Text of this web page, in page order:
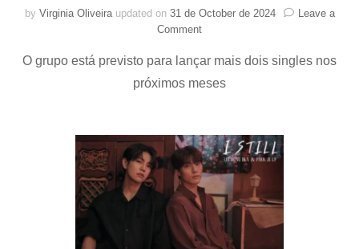
by Virginia Oliveira updated on 31 de October de 2024
Leave a
Commenton
expressa
lançamento
com
“Please
Stay”
O grupo está previsto para lançar mais dois singles nos
próximos meses